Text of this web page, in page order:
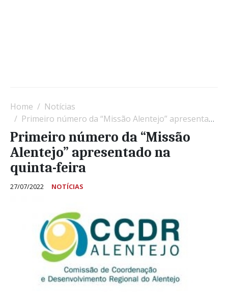
Home
Notícias
Primeiro número da “Missão Alentejo” apresentado na quinta-feira
Primeiro número da “Missão
Alentejo” apresentado na
quinta-feira
27/07/2022 NOTÍCIAS